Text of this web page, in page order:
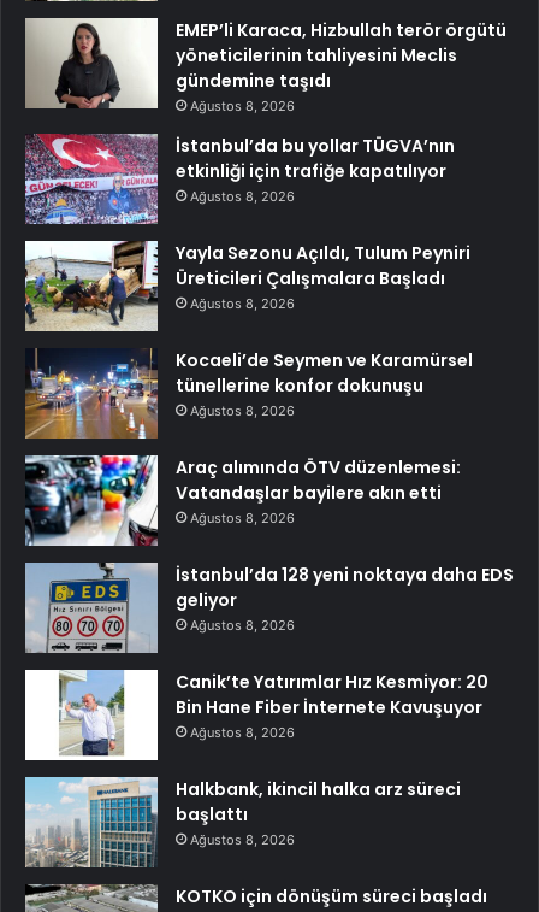
EMEP’li Karaca, Hizbullah terör örgütü
yöneticilerinin tahliyesini Meclis
gündemine taşıdı
Ağustos 8, 2026
İstanbul’da bu yollar TÜGVA’nın
etkinliği için trafiğe kapatılıyor
Ağustos 8, 2026
Yayla Sezonu Açıldı, Tulum Peyniri
Üreticileri Çalışmalara Başladı
Ağustos 8, 2026
Kocaeli’de Seymen ve Karamürsel
tünellerine konfor dokunuşu
Ağustos 8, 2026
Araç alımında ÖTV düzenlemesi:
Vatandaşlar bayilere akın etti
Ağustos 8, 2026
İstanbul’da 128 yeni noktaya daha EDS
geliyor
Ağustos 8, 2026
Canik’te Yatırımlar Hız Kesmiyor: 20
Bin Hane Fiber İnternete Kavuşuyor
Ağustos 8, 2026
Halkbank, ikincil halka arz süreci
başlattı
Ağustos 8, 2026
KOTKO için dönüşüm süreci başladı